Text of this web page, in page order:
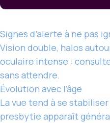
Signes d’alerte à ne pas
Vision double, halos
oculaire intense :
sans attendre.
Évolution avec l’âge
La vue tend à se stabiliser
presbytie apparaît